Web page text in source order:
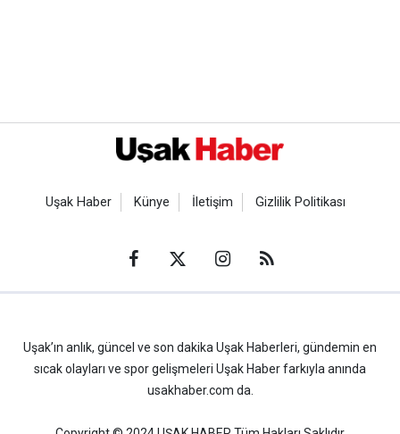
Uşak Haber Künye İletişim Gizlilik Politikası
Uşak’ın anlık, güncel ve son dakika Uşak Haberleri, gündemin en
sıcak olayları ve spor gelişmeleri Uşak Haber farkıyla anında
usakhaber.com da.